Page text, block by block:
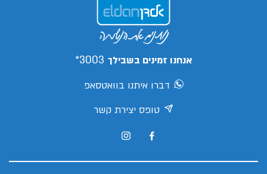
אנחנו זמינים בשבילך 3003*
דברו איתנו בוואטסאפ
טופס יצירת קשר